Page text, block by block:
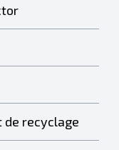
de recyclage